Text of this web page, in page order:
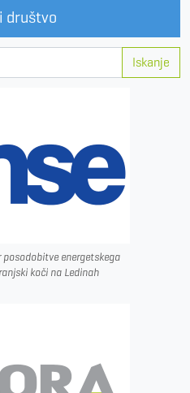
društvo
Iskanje
posodobitve energetskega
koči na Ledinah